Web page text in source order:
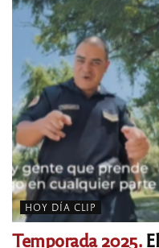
HOY DÍA CLIP
Temporada 2025.